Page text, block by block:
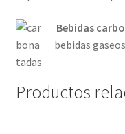
Bebidas
bebidas
Productos